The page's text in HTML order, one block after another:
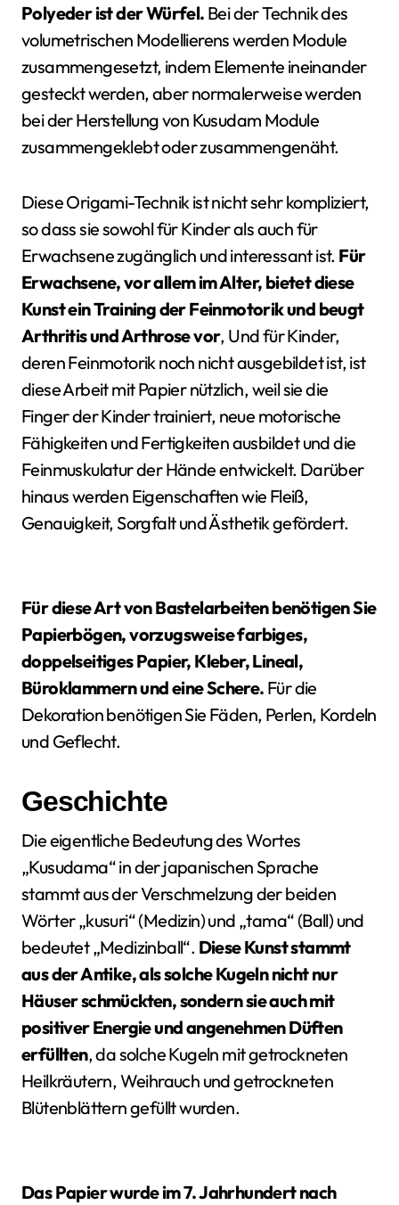
Polyeder ist der Würfel. Bei der Technik des
volumetrischen Modellierens werden Module
zusammengesetzt, indem Elemente ineinander
gesteckt werden, aber normalerweise werden
bei der Herstellung von Kusudam Module
zusammengeklebt oder zusammengenäht.
Diese Origami-Technik ist nicht sehr kompliziert,
so dass sie sowohl für Kinder als auch für
Erwachsene zugänglich und interessant ist. Für
Erwachsene, vor allem im Alter, bietet diese
Kunst ein Training der Feinmotorik und beugt
Arthritis und Arthrose vor, Und für Kinder,
deren Feinmotorik noch nicht ausgebildet ist, ist
diese Arbeit mit Papier nützlich, weil sie die
Finger der Kinder trainiert, neue motorische
Fähigkeiten und Fertigkeiten ausbildet und die
Feinmuskulatur der Hände entwickelt. Darüber
hinaus werden Eigenschaften wie Fleiß,
Genauigkeit, Sorgfalt und Ästhetik gefördert.
Für diese Art von Bastelarbeiten benötigen Sie
Papierbögen, vorzugsweise farbiges,
doppelseitiges Papier, Kleber, Lineal,
Büroklammern und eine Schere. Für die
Dekoration benötigen Sie Fäden, Perlen, Kordeln
und Geflecht.
Geschichte
Die eigentliche Bedeutung des Wortes
„Kusudama“ in der japanischen Sprache
stammt aus der Verschmelzung der beiden
Wörter „kusuri“ (Medizin) und „tama“ (Ball) und
bedeutet „Medizinball“. Diese Kunst stammt
aus der Antike, als solche Kugeln nicht nur
Häuser schmückten, sondern sie auch mit
positiver Energie und angenehmen Düften
erfüllten, da solche Kugeln mit getrockneten
Heilkräutern, Weihrauch und getrockneten
Blütenblättern gefüllt wurden.
Das Papier wurde im 7. Jahrhundert nach